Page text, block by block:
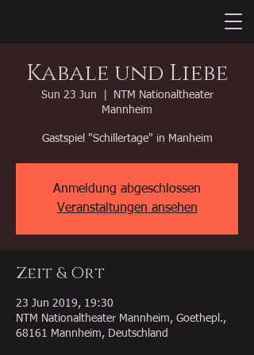
Kabale und Liebe
Sun 23 Jun
NTM Nationaltheater
Mannheim
Gastspiel "Schillertage" in Manheim
Anmeldung abgeschlossen
Veranstaltungen ansehen
Zeit & Ort
23 Jun 2019, 19:30
NTM Nationaltheater Mannheim, Goethepl.,
68161 Mannheim, Deutschland